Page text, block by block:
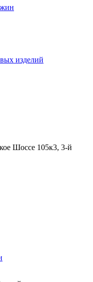
изделий
Шоссе 105к3, 3-й